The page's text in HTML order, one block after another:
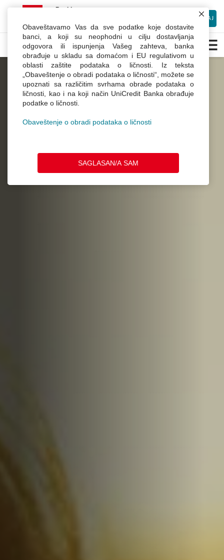
mBanking
Besplatno preuzmite Android aplikaciju
INSTALIRAJ
UniCredit
Banka
Obaveštavamo Vas da sve podatke koje dostavite
banci, a koji su neophodni u cilju dostavljanja
odgovora ili ispunjenja Vašeg zahteva, banka
obrađuje u skladu sa domaćom i EU regulativom u
oblasti zaštite podataka o ličnosti. Iz teksta
„Obaveštenje o obradi podataka o ličnosti“, možete se
upoznati sa različitim svrhama obrade podataka o
ličnosti, kao i na koji način UniCredit Banka obrađuje
podatke o ličnosti.
Obaveštenje o obradi podataka o ličnosti
SAGLASAN/A SAM
Dobrodošli u Webchat.
Unesite Vaše ime